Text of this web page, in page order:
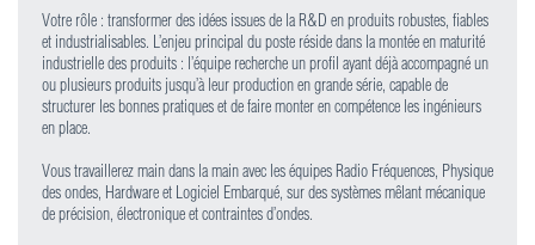
Votre rôle : transformer des idées issues de la R&D en produits robustes, fiables
et industrialisables. L’enjeu principal du poste réside dans la montée en maturité
industrielle des produits : l’équipe recherche un profil ayant déjà accompagné un
ou plusieurs produits jusqu’à leur production en grande série, capable de
structurer les bonnes pratiques et de faire monter en compétence les ingénieurs
en place.
Vous travaillerez main dans la main avec les équipes Radio Fréquences, Physique
des ondes, Hardware et Logiciel Embarqué, sur des systèmes mêlant mécanique
de précision, électronique et contraintes d’ondes.